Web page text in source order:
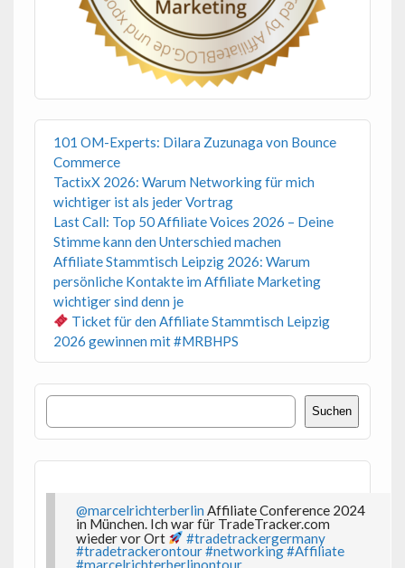
101 OM-Experts: Dilara Zuzunaga von Bounce
Commerce
TactixX 2026: Warum Networking für mich
wichtiger ist als jeder Vortrag
Last Call: Top 50 Affiliate Voices 2026 – Deine
Stimme kann den Unterschied machen
Affiliate Stammtisch Leipzig 2026: Warum
persönliche Kontakte im Affiliate Marketing
wichtiger sind denn je
Ticket für den Affiliate Stammtisch Leipzig
2026 gewinnen mit #MRBHPS
Suchen
Suchen
@marcelrichterberlin Affiliate Conference 2024
in München. Ich war für TradeTracker.com
wieder vor Ort
#tradetrackergermany
#tradetrackerontour#networking#Affiliate